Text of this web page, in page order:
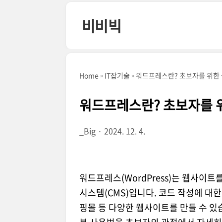
비비빅
Home IT잡기술 워드프레스란? 초보자를 위
워드프레스란? 초보자를
_Big 2024. 12. 4.
워드프레스(WordPress)는 웹사이트
시스템(CMS)입니다. 코드 작성에 대
핑몰 등 다양한 웹사이트를 만들 수